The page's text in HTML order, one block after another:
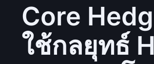
Core
ใช้กลยุทธ์